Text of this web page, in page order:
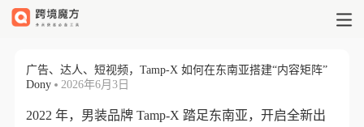
广告、达人、短视频，Tamp-X 如何在东南亚搭建“内容矩阵”
Dony
2026年6月3日
2022 年，男装品牌 Tamp-X 踏足东南亚，开启全新出